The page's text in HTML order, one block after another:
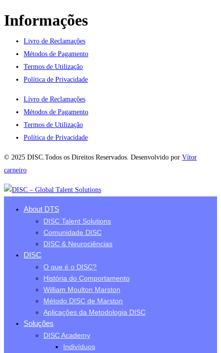
Informações
Livro de Reclamações
Métodos de Pagamento
Termos de Utilização
Política de Privacidade
Livro de Reclamações
Métodos de Pagamento
Termos de Utilização
Política de Privacidade
© 2025 DISC.Todos os Direitos Reservados. Desenvolvido por Vítor
carneiro
About DTS
DISC Talent Solutions
Comunidade DISC
DISC & Neurociências
DISC
O que é o DISC?
História do Comportamento
William Moulton Marston
Método DISC de Marston
Aplicações da Metodologia DISC
Soluções
DISC Academy
Indivíduos